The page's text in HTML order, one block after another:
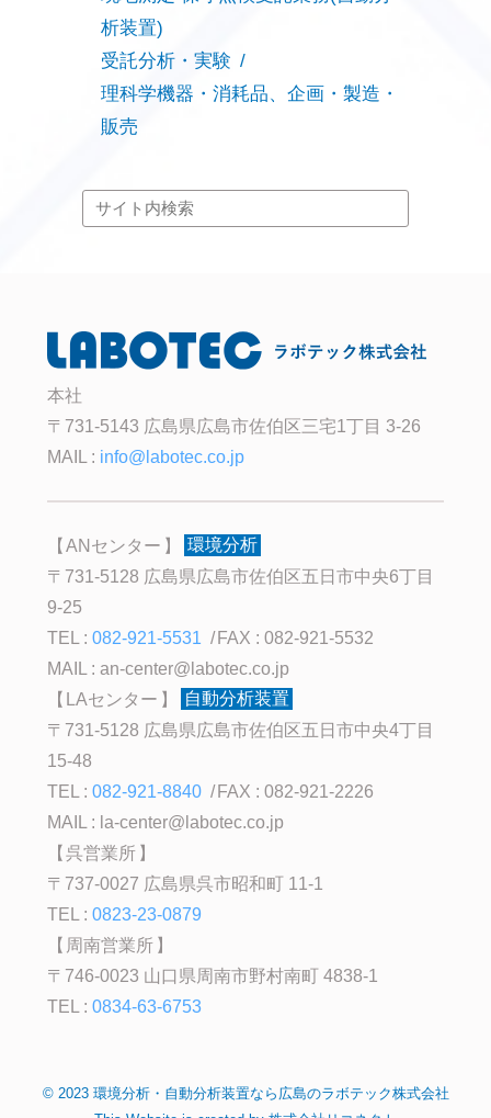
析装置)
受託分析・実験
理科学機器・消耗品、企画・製造・
販売
本社
〒731-5143 広島県広島市佐伯区三宅1丁目 3-26
MAIL : info@labotec.co.jp
ANセンター
環境分析
〒731-5128 広島県広島市佐伯区五日市中央6丁目
9-25
TEL :082-921-5531
FAX : 082-921-5532
MAIL :an-center@labotec.co.jp
LAセンター
自動分析装置
〒731-5128 広島県広島市佐伯区五日市中央4丁目
15-48
TEL :082-921-8840
FAX : 082-921-2226
MAIL : la-center@labotec.co.jp
呉営業所
〒737-0027 広島県呉市昭和町 11-1
TEL :0823-23-0879
周南営業所
〒746-0023 山口県周南市野村南町 4838-1
TEL :0834-63-6753
© 2023 環境分析・自動分析装置なら広島のラボテック株式会社